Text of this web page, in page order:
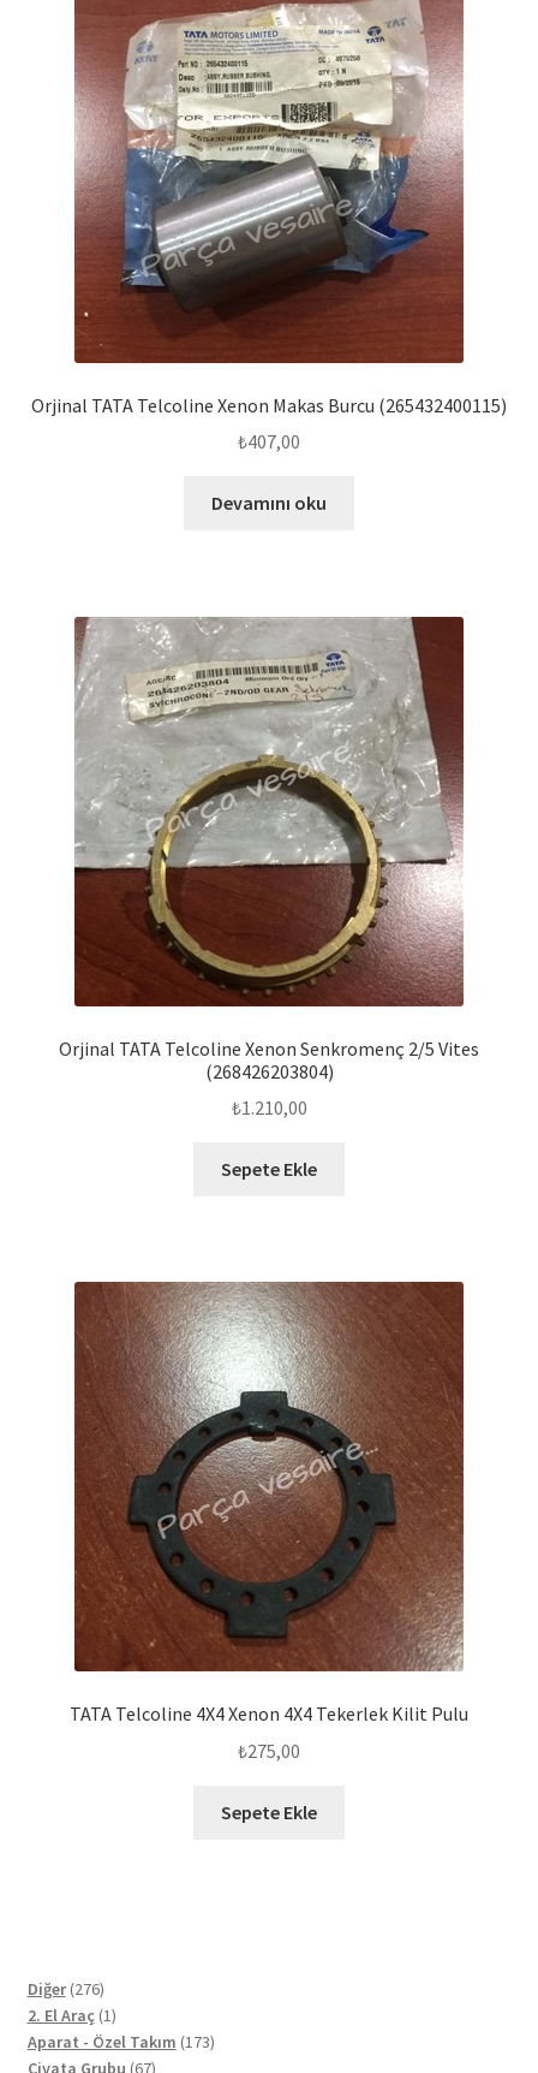
Orjinal TATA Telcoline Xenon Makas Burcu (265432400115)
₺407,00
Devamını oku
Orjinal TATA Telcoline Xenon Senkromenç 2/5 Vites
(268426203804)
₺1.210,00
Sepete Ekle
TATA Telcoline 4X4 Xenon 4X4 Tekerlek Kilit Pulu
₺275,00
Sepete Ekle
Diğer 276276
ürün
2. El Araç 11
ürün
Aparat - Özel Takım 173173
Civata Grubu 6767